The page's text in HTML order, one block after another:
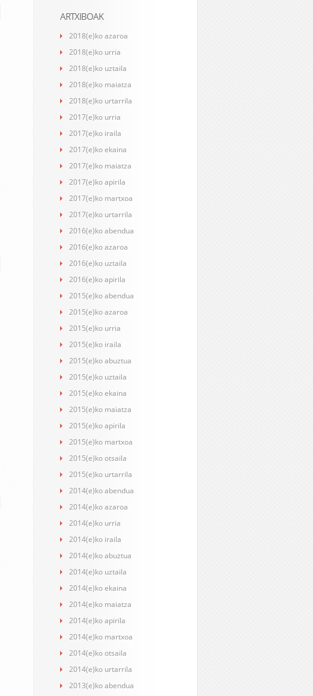
ARTXIBOAK
2018(e)ko azaroa
2018(e)ko urria
2018(e)ko uztaila
2018(e)ko maiatza
2018(e)ko urtarrila
2017(e)ko urria
2017(e)ko iraila
2017(e)ko ekaina
2017(e)ko maiatza
2017(e)ko apirila
2017(e)ko martxoa
2017(e)ko urtarrila
2016(e)ko abendua
2016(e)ko azaroa
2016(e)ko uztaila
2016(e)ko apirila
2015(e)ko abendua
2015(e)ko azaroa
2015(e)ko urria
2015(e)ko iraila
2015(e)ko abuztua
2015(e)ko uztaila
2015(e)ko ekaina
2015(e)ko maiatza
2015(e)ko apirila
2015(e)ko martxoa
2015(e)ko otsaila
2015(e)ko urtarrila
2014(e)ko abendua
2014(e)ko azaroa
2014(e)ko urria
2014(e)ko iraila
2014(e)ko abuztua
2014(e)ko uztaila
2014(e)ko ekaina
2014(e)ko maiatza
2014(e)ko apirila
2014(e)ko martxoa
2014(e)ko otsaila
2014(e)ko urtarrila
2013(e)ko abendua